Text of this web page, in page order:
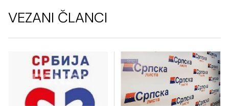
VEZANI ČLANCI